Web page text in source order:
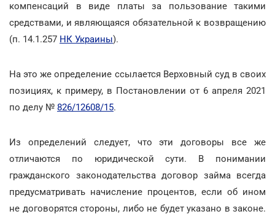
компенсаций в виде платы за пользование такими
средствами, и являющаяся обязательной к возвращению
(п. 14.1.257 НК Украины).
На это же определение ссылается Верховный суд в своих
позициях, к примеру, в Постановлении от 6 апреля 2021
по делу № 826/12608/15.
Из определений следует, что эти договоры все же
отличаются по юридической сути. В понимании
гражданского законодательства договор займа всегда
предусматривать начисление процентов, если об ином
не договорятся стороны, либо не будет указано в законе.